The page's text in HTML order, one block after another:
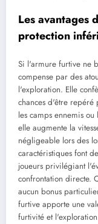
Les avantages
protection
Si l'armure furtive ne
compense par des
l'exploration. Elle
chances d'être
les camps ennemis
elle augmente la
négligeable lors des
caractéristiques font
joueurs privilégiant
confrontation directe.
aucun bonus
furtive apporte une
furtivité et